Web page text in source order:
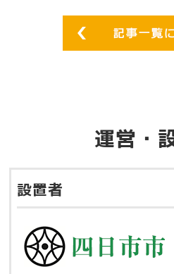
運営・
設置者